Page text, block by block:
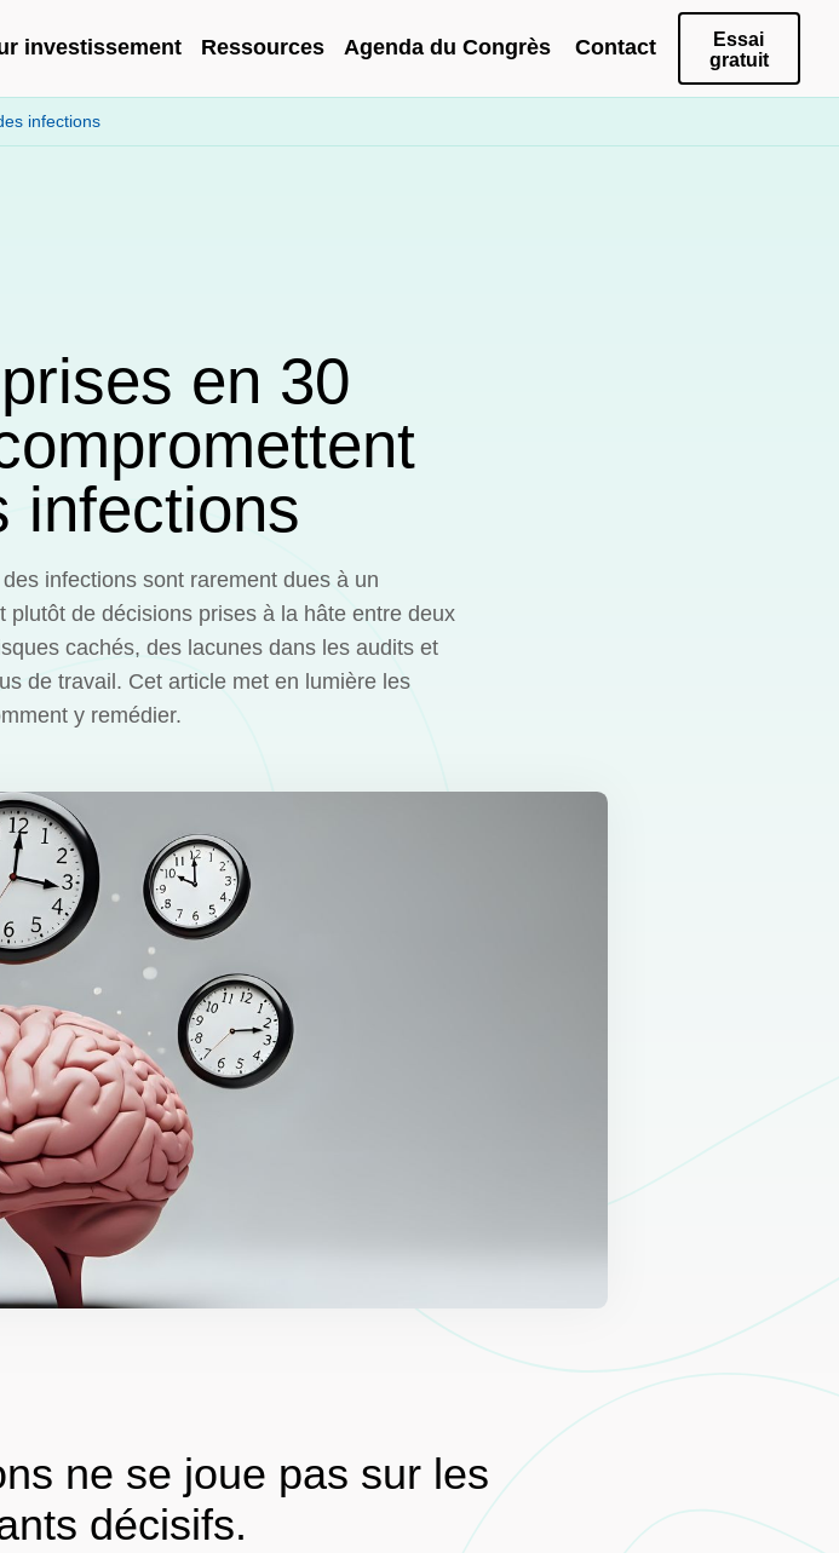
investissement Ressources Agenda du Congrès Contact
Essai
gratuit
infections
en 30
infections
infections sont rarement dues à un
de décisions prises à la hâte entre deux
cachés, des lacunes dans les audits et
de travail. Cet article met en lumière les
y remédier.
ne se joue pas sur les
décisifs.